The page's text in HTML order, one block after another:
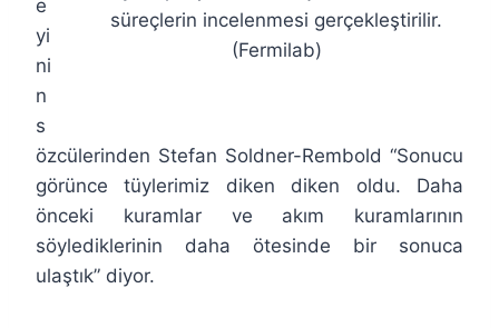
süreçlerin incelenmesi gerçekleştirilir.
(Fermilab)
e
yi
ni
n
s
özcülerinden Stefan Soldner-Rembold “Sonucu
görünce tüylerimiz diken diken oldu. Daha
önceki kuramlar ve akım kuramlarının
söylediklerinin daha ötesinde bir sonuca
ulaştık” diyor.